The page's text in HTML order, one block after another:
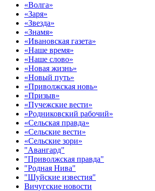
«Волга»
«Заря»
«Звезда»
«Знамя»
«Ивановская газета»
«Наше время»
«Наше слово»
«Новая жизнь»
«Новый путь»
«Приволжская новь»
«Призыв»
«Пучежские вести»
«Родниковский рабочий»
«Сельская правда»
«Сельские вести»
«Сельские зори»
"Авангард"
"Приволжская правда"
"Родная Нива"
"Шуйские известия"
Вичугские новости